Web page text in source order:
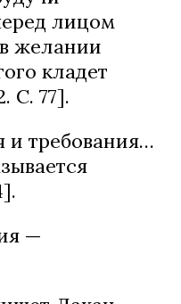
лицом
желании
кладет
С. 77].
и требования…
—